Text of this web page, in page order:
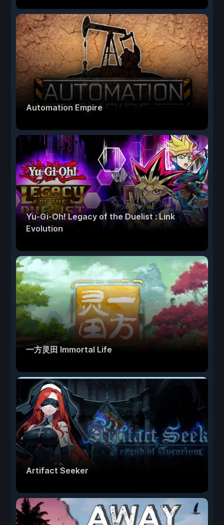
Automation Empire
Yu-Gi-Oh! Legacy of the Duelist : Link
Evolution
一方灵田 Immortal Life
Artifact Seeker